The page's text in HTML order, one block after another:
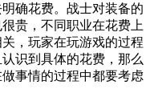
确花费。战士对装备的
贵，不同职业在花费上
，玩家在玩游戏的过程
识到具体的花费，那么
事情的过程中都要考虑